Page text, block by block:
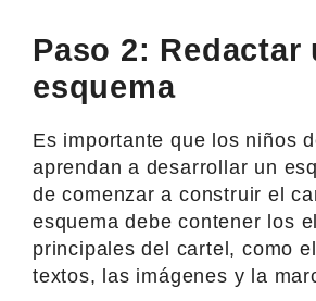
Paso 2: Redactar
esquema
Es importante que los niños
aprendan a desarrollar un
de comenzar a construir el
esquema debe contener los
principales del cartel, como
textos, las imágenes y la